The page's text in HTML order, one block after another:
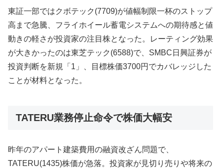
東証一部ではクボテック(7709)が値幅制限一杯のストップ
高まで急騰、フライホイール蓄電システムへの期待感と値
動きの軽さが投資家の注目株となった。レーティング効果
が大きかったのは東芝テック(6588)で、SMBC日興証券が
投資判断を新規「1」、目標株価3700円でカバレッジした
ことが材料となった。
TATERU業務停止命令で株価大幅安
昨年のアパート建築費用の融資改ざん問題で、
TATERU(1435)株価が急落。投資家が見切り売りや将来の